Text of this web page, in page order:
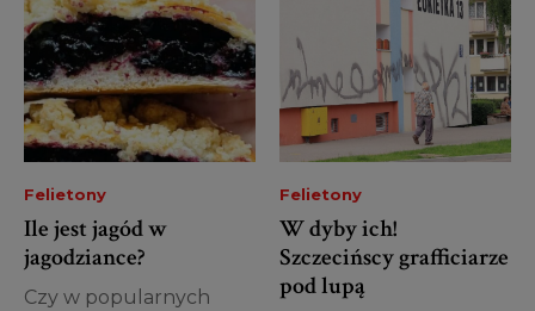
Felietony
Ile jest jagód w
jagodziance?
Czy w popularnych
Felietony
W dyby ich!
Szczecińscy grafficiarze
pod lupą